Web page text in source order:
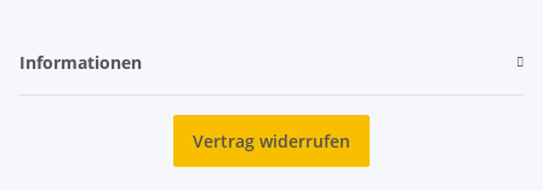
Informationen
Vertrag widerrufen